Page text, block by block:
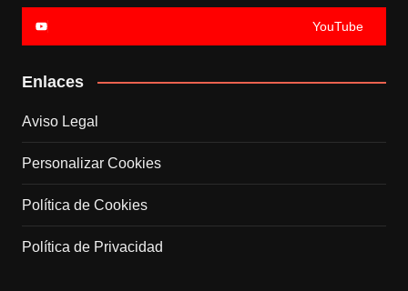
YouTube
Enlaces
Aviso Legal
Personalizar Cookies
Política de Cookies
Política de Privacidad